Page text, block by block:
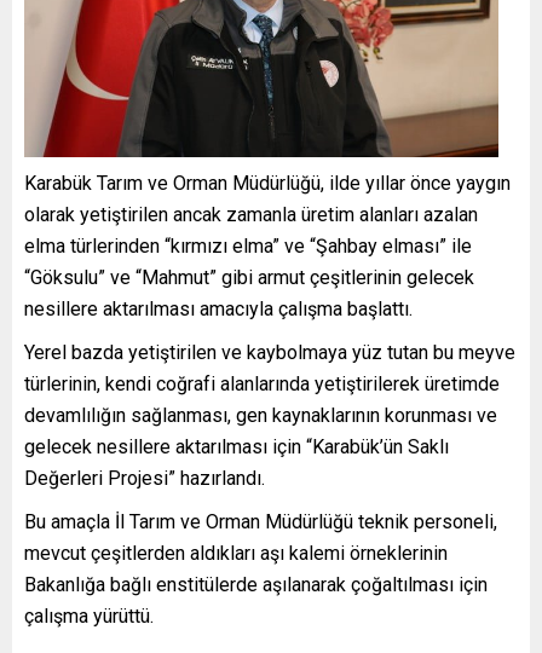
Karabük Tarım ve Orman Müdürlüğü, ilde yıllar önce yaygın
olarak yetiştirilen ancak zamanla üretim alanları azalan
elma türlerinden “kırmızı elma” ve “Şahbay elması” ile
“Göksulu” ve “Mahmut” gibi armut çeşitlerinin gelecek
nesillere aktarılması amacıyla çalışma başlattı.
Yerel bazda yetiştirilen ve kaybolmaya yüz tutan bu meyve
türlerinin, kendi coğrafi alanlarında yetiştirilerek üretimde
devamlılığın sağlanması, gen kaynaklarının korunması ve
gelecek nesillere aktarılması için “Karabük’ün Saklı
Değerleri Projesi” hazırlandı.
Bu amaçla İl Tarım ve Orman Müdürlüğü teknik personeli,
mevcut çeşitlerden aldıkları aşı kalemi örneklerinin
Bakanlığa bağlı enstitülerde aşılanarak çoğaltılması için
çalışma yürüttü.